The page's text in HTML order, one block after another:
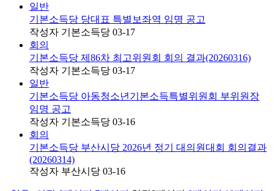
일반
기본소득당 당대표 특별보좌역 임명 공고
작성자 기본소득당 03-17
회의
기본소득당 제86차 최고위원회 회의 결과(20260316)
작성자 기본소득당 03-17
일반
기본소득당 아동청소년기본소득특별위원회 부위원장
임명 공고
작성자 기본소득당 03-16
회의
기본소득당 부산시당 2026년 정기 대의원대회 회의결과
(20260314)
작성자 부산시당 03-16